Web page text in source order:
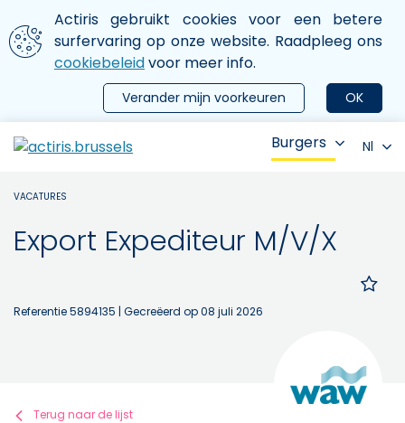
Aller au contenu principal
We gebruiken cookies
Actiris gebruikt cookies voor een betere
surfervaring op onze website. Raadpleeg ons
cookiebeleidvoor meer info.
OK
Verander mijn voorkeuren
le menu
Burgers Nl
VACATURES
Export Expediteur M/V/X
Referentie 5894135 | Gecreëerd op 08 juli 2026
Terug naar de lijst